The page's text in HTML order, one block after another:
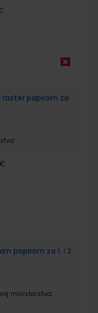
i raster papirom za
papirom za 1. i 2.
ministarstva: